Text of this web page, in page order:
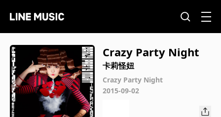
Crazy Party Night
卡莉怪妞
Crazy Party Night
2015-09-02